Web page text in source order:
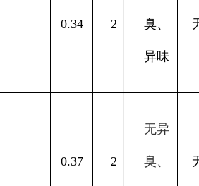
0.34 2 臭、
异味
0.37 2
无异
臭、